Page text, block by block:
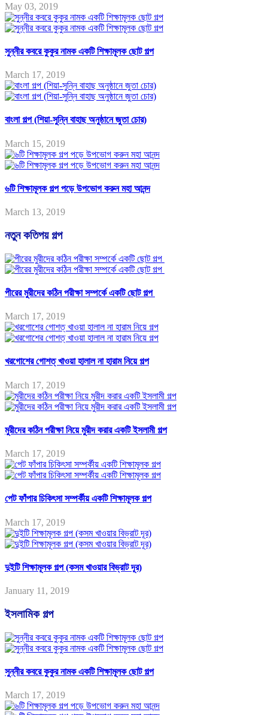
May 03, 2019
সুন্নীর কবরে কুকুর নামক একটি শিক্ষামূলক ছোট গল্প
March 17, 2019
বাংলা গল্প (শিয়া-সুন্নি বাহাছ অনুষ্ঠানে জুতা চোর)
March 15, 2019
৬টি শিক্ষামূলক গল্প পড়ে উপভোগ করুন মহা আনন্দ
March 13, 2019
নতুন কতিপয় গল্প
পীরের মুরীদের কঠিন পরীক্ষা সম্পর্কে একটি ছোট গল্প
March 17, 2019
খরগোশের গোশত্ খাওয়া হালাল না হারাম নিয়ে গল্প
March 17, 2019
মুরীদের কঠিন পরীক্ষা নিয়ে মুরীদ করার একটি ইসলামী গল্প
March 17, 2019
পেট ফাঁপার চিকিৎসা সম্পর্কীয় একটি শিক্ষামূলক গল্প
March 17, 2019
দুইটি শিক্ষামূলক গল্প (কসম খাওয়ার বিভ্রাট দূর)
January 11, 2019
ইসলামিক গল্প
সুন্নীর কবরে কুকুর নামক একটি শিক্ষামূলক ছোট গল্প
March 17, 2019